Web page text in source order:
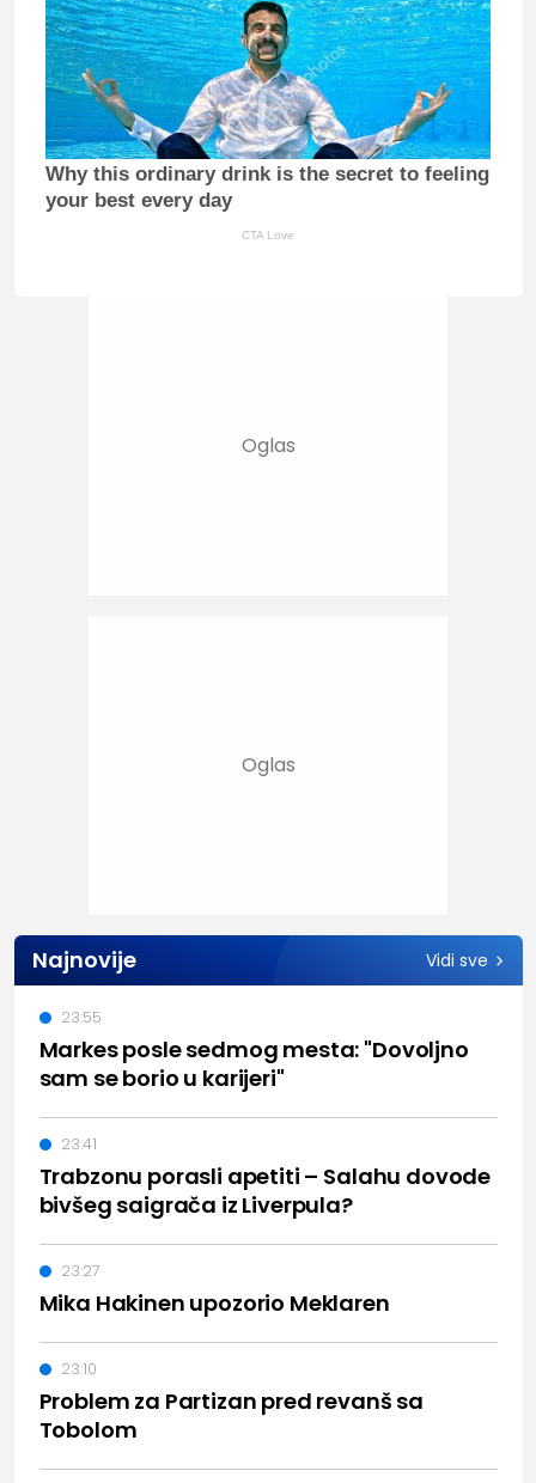
Why this ordinary drink is the secret to feeling
your best every day
CTA Love
Najnovije Vidi sve
Markes posle sedmog mesta: "Dovoljno
sam se borio u karijeri"
23:55
Trabzonu porasli apetiti – Salahu dovode
bivšeg saigrača iz Liverpula?
23:41
Mika Hakinen upozorio Meklaren
23:27
Problem za Partizan pred revanš sa
Tobolom
23:10